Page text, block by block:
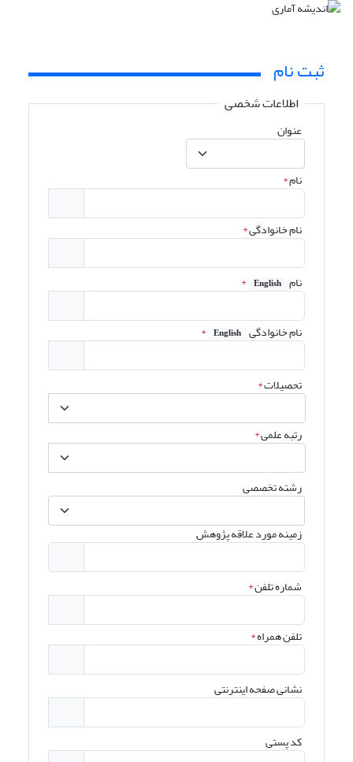
ثبت نام
اطلاعات شخصی
عنوان
نام*
نام خانوادگی*
نام English
*
نام خانوادگی English
*
تحصیلات*
رتبه علمی*
رشته تخصصی
زمینه مورد علاقه پژوهش
شماره تلفن*
تلفن همراه*
نشانی صفحه اینترنتی
کد پستی